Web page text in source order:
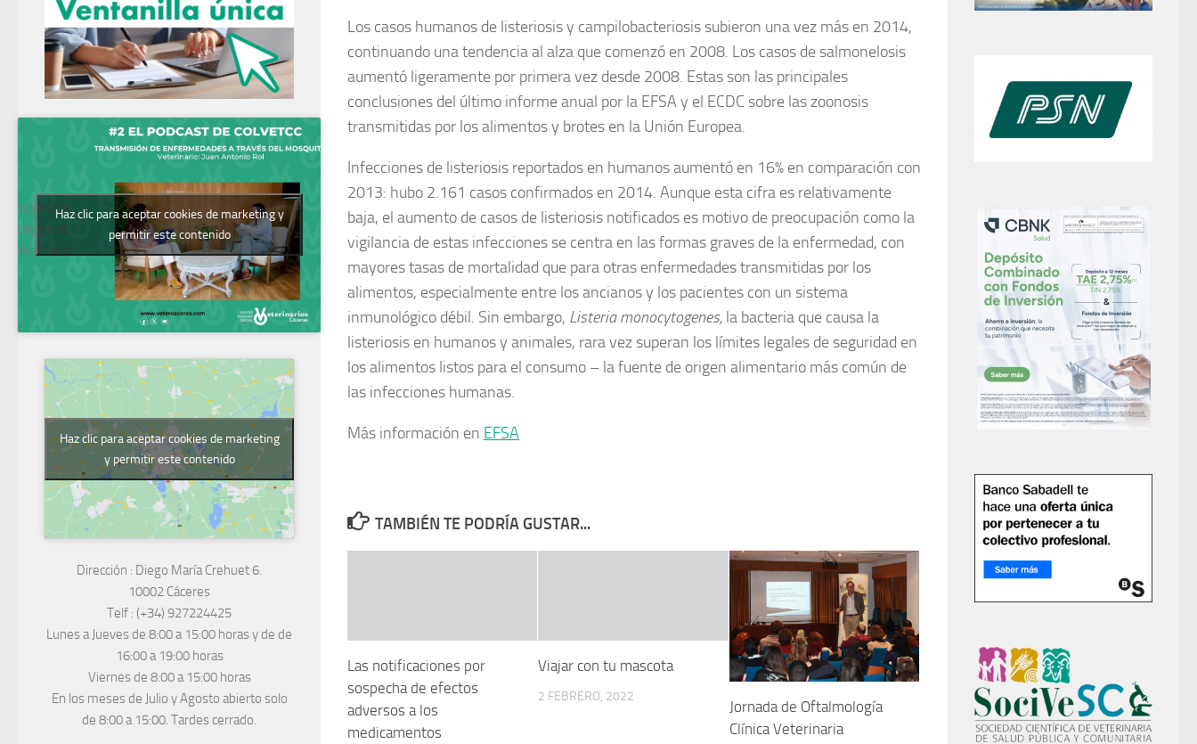
Los casos humanos de listeriosis y campilobacteriosis subieron una vez más en 2014,
continuando una tendencia al alza que comenzó en 2008. Los casos de salmonelosis
aumentó ligeramente por primera vez desde 2008. Estas son las principales
conclusiones del último informe anual por la EFSA y el ECDC sobre las zoonosis
transmitidas por los alimentos y brotes en la Unión Europea.
Infecciones de listeriosis reportados en humanos aumentó en 16% en comparación con
2013: hubo 2.161 casos confirmados en 2014. Aunque esta cifra es relativamente
baja, el aumento de casos de listeriosis notificados es motivo de preocupación como la
vigilancia de estas infecciones se centra en las formas graves de la enfermedad, con
mayores tasas de mortalidad que para otras enfermedades transmitidas por los
alimentos, especialmente entre los ancianos y los pacientes con un sistema
inmunológico débil. Sin embargo, Listeria monocytogenes, la bacteria que causa la
listeriosis en humanos y animales, rara vez superan los límites legales de seguridad en
los alimentos listos para el consumo – la fuente de origen alimentario más común de
las infecciones humanas.
Más información en EFSA
TAMBIÉN TE PODRÍA GUSTAR...
Las notificaciones por
sospecha de efectos
adversos a los
medicamentos
Viajar con tu mascota
2 FEBRERO, 2022
Jornada de Oftalmología
Clínica Veterinaria
Podcast del
Colegio de
Veterinarios
Haz clic para aceptar cookies de marketing y
permitir este contenido
Haz clic para aceptar cookies de marketing
y permitir este contenido
Dirección : Diego María Crehuet 6.
10002 Cáceres
Telf : (+34) 927224425
Lunes a Jueves de 8:00 a 15:00 horas y de de
16:00 a 19:00 horas
Viernes de 8:00 a 15:00 horas
En los meses de Julio y Agosto abierto solo
de 8:00 a 15:00. Tardes cerrado.